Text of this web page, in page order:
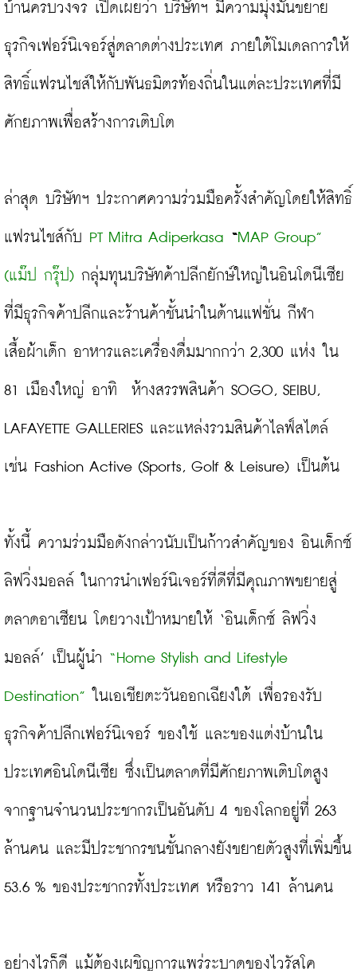
บ้านครบวงจร เปิดเผยว่า บริษัทฯ มีความมุ่งมั่นขยาย
ธุรกิจเฟอร์นิเจอร์สู่ตลาดต่างประเทศ ภายใต้โมเดลการให้
สิทธิ์แฟรนไชส์ให้กับพันธมิตรท้องถิ่นในแต่ละประเทศที่มี
ศักยภาพเพื่อสร้างการเติบโต
ล่าสุด บริษัทฯ ประกาศความร่วมมือครั้งสำคัญโดยให้สิทธิ์
แฟรนไชส์กับ PT Mitra Adiperkasa “MAP Group”
(แม๊ป กรุ๊ป) กลุ่มทุนบริษัทค้าปลีกยักษ์ใหญ่ในอินโดนีเซีย
ที่มีธุรกิจค้าปลีกและร้านค้าชั้นนำในด้านแฟชั่น กีฬา
เสื้อผ้าเด็ก อาหารและเครื่องดื่มมากกว่า 2,300 แห่ง ใน
81 เมืองใหญ่ อาทิ ห้างสรรพสินค้า SOGO, SEIBU,
LAFAYETTE GALLERIES และแหล่งรวมสินค้าไลฟ์สไตล์
เช่น Fashion Active (Sports, Golf & Leisure) เป็นต้น
ทั้งนี้ ความร่วมมือดังกล่าวนับเป็นก้าวสำคัญของ อินเด็กซ์
ลิฟวิ่งมอลล์ ในการนำเฟอร์นิเจอร์ที่ดีที่มีคุณภาพขยายสู่
ตลาดอาเซียน โดยวางเป้าหมายให้ ‘อินเด็กซ์ ลิฟวิ่ง
มอลล์’ เป็นผู้นำ “Home Stylish and Lifestyle
Destination” ในเอเชียตะวันออกเฉียงใต้ เพื่อรองรับ
ธุรกิจค้าปลีกเฟอร์นิเจอร์ ของใช้ และของแต่งบ้านใน
ประเทศอินโดนีเซีย ซึ่งเป็นตลาดที่มีศักยภาพเติบโตสูง
จากฐานจำนวนประชากรเป็นอันดับ 4 ของโลกอยู่ที่ 263
ล้านคน และมีประชากรชนชั้นกลางยังขยายตัวสูงที่เพิ่มขึ้น
53.6 % ของประชากรทั้งประเทศ หรือราว 141 ล้านคน
อย่างไรก็ดี แม้ต้องเผชิญการแพร่ระบาดของไวรัสโค